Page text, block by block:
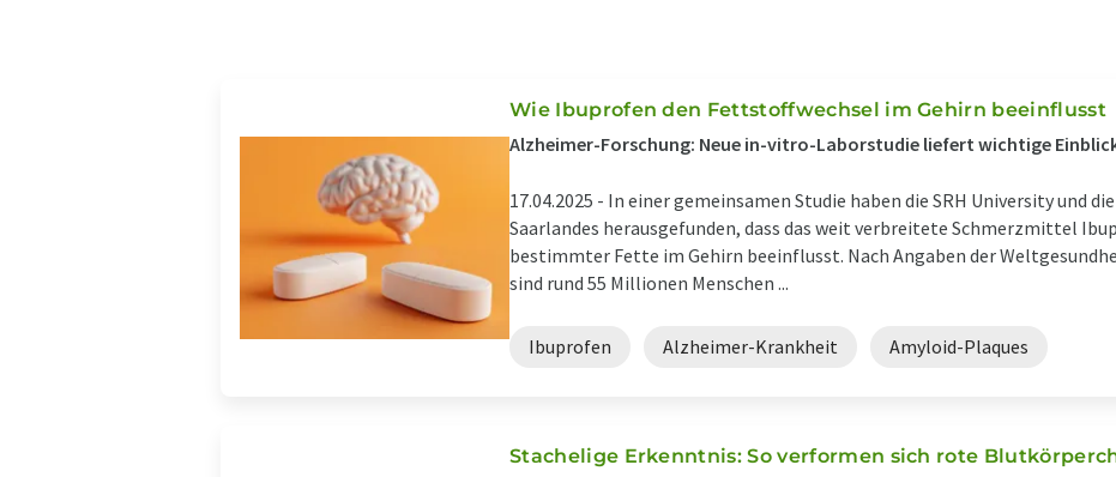
Wie Ibuprofen den Fettstoffwechsel im Gehirn beeinflusst
Alzheimer-Forschung: Neue in-vitro-Laborstudie liefert wichtige
17.04.2025 - In einer gemeinsamen Studie haben die SRH University und
Saarlandes herausgefunden, dass das weit verbreitete Schmerzmittel
bestimmter Fette im Gehirn beeinflusst. Nach Angaben der
sind rund 55 Millionen Menschen ...
Ibuprofen Alzheimer-Krankheit Amyloid-Plaques
Stachelige Erkenntnis: So verformen sich rote